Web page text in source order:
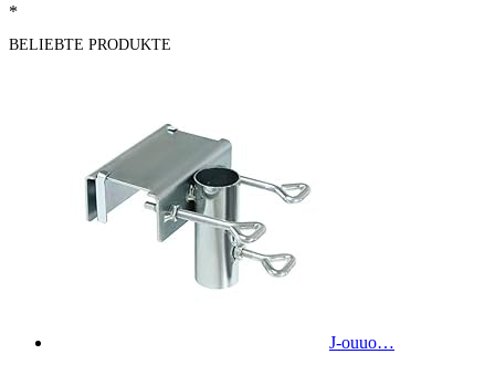
*
BELIEBTE PRODUKTE
J-ouuo…